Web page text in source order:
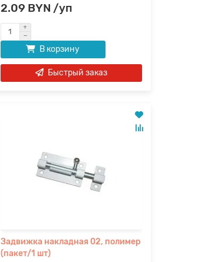
2.09 BYN /уп
В корзину
Быстрый заказ
Задвижка накладная 02, полимер
(пакет/1 шт)